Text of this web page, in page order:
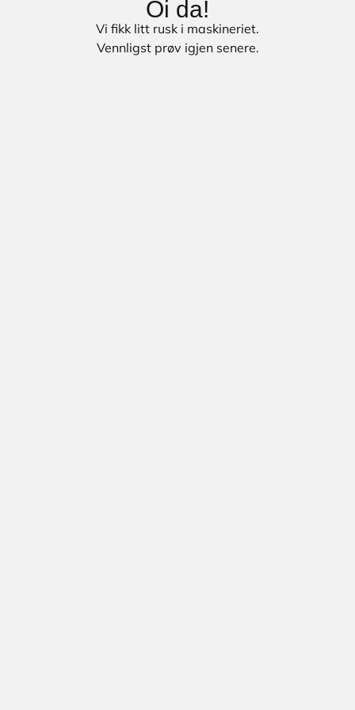
Oi da!
Vi fikk litt rusk i maskineriet.
Vennligst prøv igjen senere.